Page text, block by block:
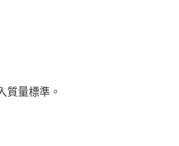
質量標準。